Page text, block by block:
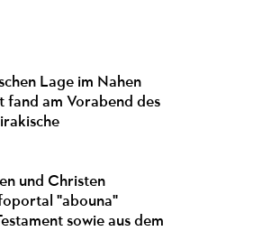
Lage im Nahen
fand am Vorabend des
und Christen
"abouna"
sowie aus dem